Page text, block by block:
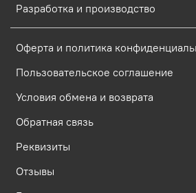
Разработка и производство
Оферта и политика
Пользовательское соглашение
Условия обмена и возврата
Обратная связь
Реквизиты
Отзывы